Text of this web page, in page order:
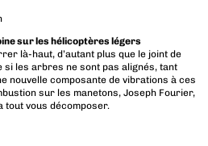
sur les hélicoptères légers
là-haut, d’autant plus que le joint de
si les arbres ne sont pas alignés, tant
nouvelle composante de vibrations à ces
sur les manetons, Joseph Fourier,
tout vous décomposer.